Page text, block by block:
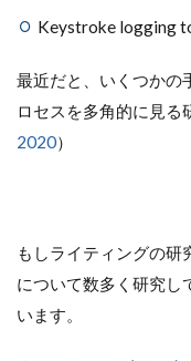
Keystroke logging
最近だと、いくつかの
ロセスを多角的に見る
2020）
もしライティングの研
について数多く研究し
います。